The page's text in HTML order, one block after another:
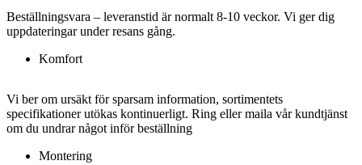
Beställningsvara – leveranstid är normalt 8-10 veckor. Vi ger dig
uppdateringar under resans gång.
Komfort
Vi ber om ursäkt för sparsam information, sortimentets
specifikationer utökas kontinuerligt. Ring eller maila vår kundtjänst
om du undrar något inför beställning
Montering